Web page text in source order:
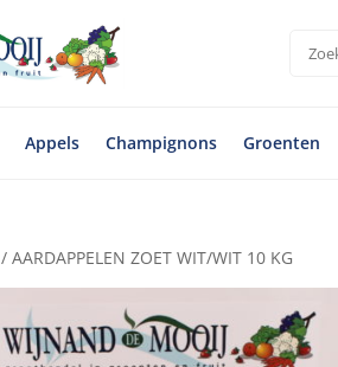
Zoeken
Appels Champignons Groenten
/ AARDAPPELEN ZOET WIT/WIT 10 KG